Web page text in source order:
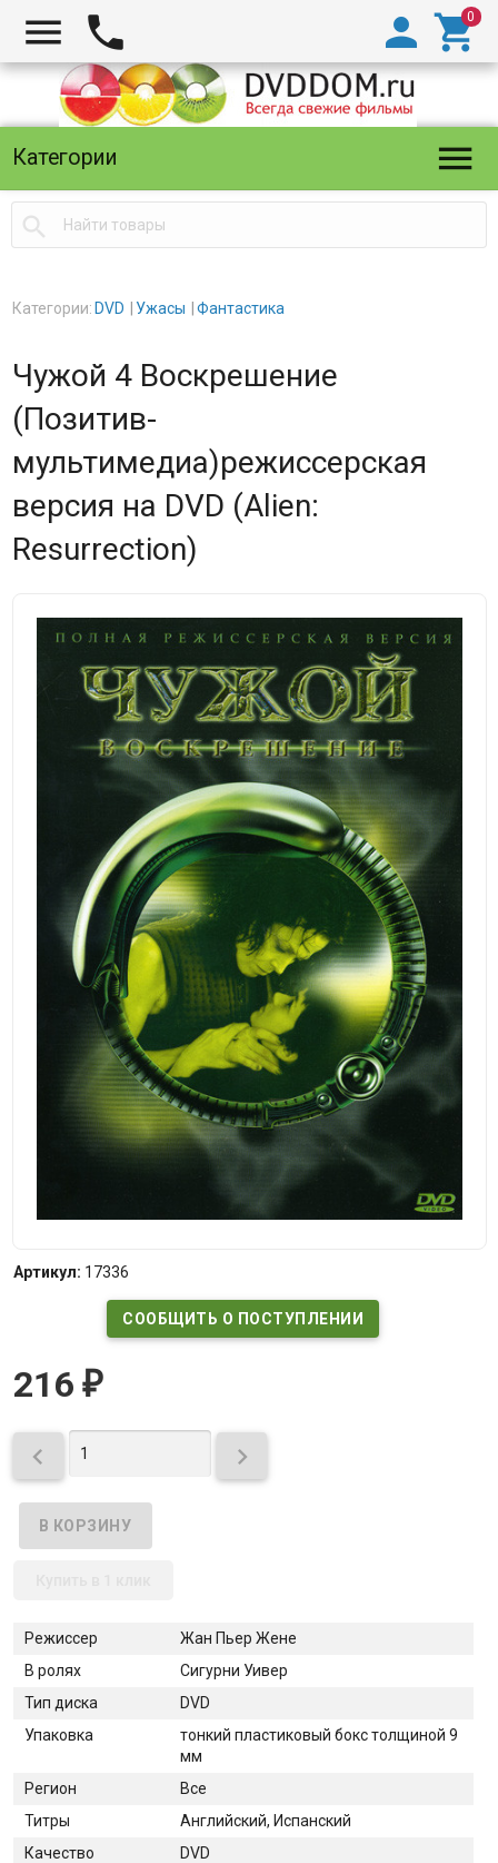
  

Категории 

Категории: DVD Ужасы Фантастика
Чужой 4 Воскрешение
(Позитив-
мультимедиа)режиссерская
версия на DVD (Alien:
Resurrection)
Артикул: 17336
СООБЩИТЬ О ПОСТУПЛЕНИИ
216 ₽
 
Режиссер
Жан Пьер Жене
В ролях
Сигурни Уивер
Тип диска
DVD
Упаковка
тонкий пластиковый бокс толщиной 9
мм
Регион
Все
Титры
Английский, Испанский
Качество
DVD